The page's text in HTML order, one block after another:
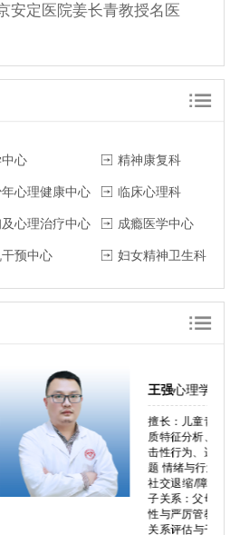
安定医院姜长青教授名医
心 精神康复科
年心理健康中心 临床心理科
心理治疗中心 成瘾医学中心
预中心 妇女精神卫生科
心理学博士
长：儿童青少年发展：早期发展评估、气
特征分析、行为问题（如焦虑、抑郁、攻
击性行为、适应困难）、学习与学校适应问
题 情绪与行为问题：应激障碍、适应障碍、
交退缩/障碍、儿童内外化问题 家庭与亲
关系：父母教养效能提升（包括母亲敏感
与严厉管教干预）、亲子互动优化、依恋
系评估与干预、家庭功能评估与VIPP-SD